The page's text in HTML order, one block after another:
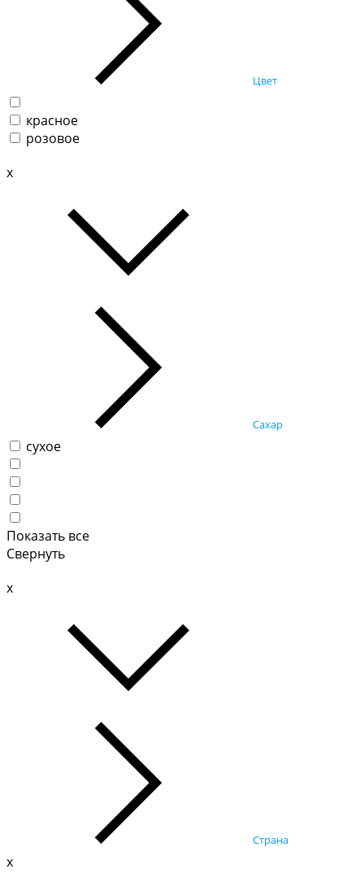
Цвет
красное
розовое
x
Сахар
сухое
Показать все
Свернуть
x
Страна
x